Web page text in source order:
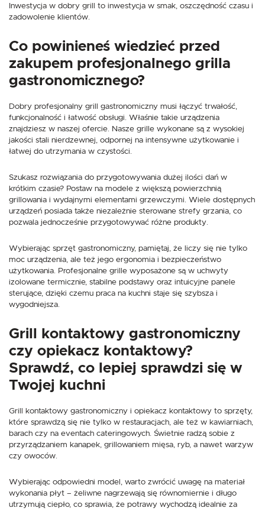
Inwestycja w dobry grill to inwestycja w smak, oszczędność czasu i
zadowolenie klientów.
Co powinieneś wiedzieć przed
zakupem profesjonalnego grilla
gastronomicznego?
Dobry profesjonalny grill gastronomiczny musi łączyć trwałość,
funkcjonalność i łatwość obsługi. Właśnie takie urządzenia
znajdziesz w naszej ofercie. Nasze grille wykonane są z wysokiej
jakości stali nierdzewnej, odpornej na intensywne użytkowanie i
łatwej do utrzymania w czystości.
Szukasz rozwiązania do przygotowywania dużej ilości dań w
krótkim czasie? Postaw na modele z większą powierzchnią
grillowania i wydajnymi elementami grzewczymi. Wiele dostępnych
urządzeń posiada także niezależnie sterowane strefy grzania, co
pozwala jednocześnie przygotowywać różne produkty.
Wybierając sprzęt gastronomiczny, pamiętaj, że liczy się nie tylko
moc urządzenia, ale też jego ergonomia i bezpieczeństwo
użytkowania. Profesjonalne grille wyposażone są w uchwyty
izolowane termicznie, stabilne podstawy oraz intuicyjne panele
sterujące, dzięki czemu praca na kuchni staje się szybsza i
wygodniejsza.
Grill kontaktowy gastronomiczny
czy opiekacz kontaktowy?
Sprawdź, co lepiej sprawdzi się w
Twojej kuchni
Grill kontaktowy gastronomiczny i opiekacz kontaktowy to sprzęty,
które sprawdzą się nie tylko w restauracjach, ale też w kawiarniach,
barach czy na eventach cateringowych. Świetnie radzą sobie z
przyrządzaniem kanapek, grillowaniem mięsa, ryb, a nawet warzyw
czy owoców.
Wybierając odpowiedni model, warto zwrócić uwagę na materiał
wykonania płyt – żeliwne nagrzewają się równomiernie i długo
utrzymują ciepło, co sprawia, że potrawy wychodzą idealnie za